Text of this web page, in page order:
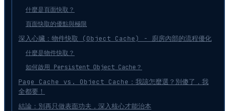
什麼是頁面快取？
頁面快取的優點與極限
深入心臟：物件快取 (Object Cache) - 廚房內部的流程優化
什麼是物件快取？
如何啟用 Persistent Object Cache？
Page Cache vs. Object Cache：我該怎麼選？別傻了，我
全都要！
結論：別再只做表面功夫，深入核心才能治本